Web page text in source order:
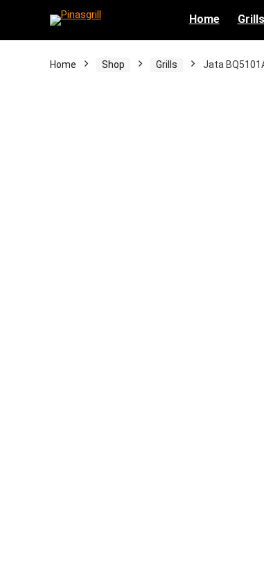
Home Grills
Home Shop Grills Jata